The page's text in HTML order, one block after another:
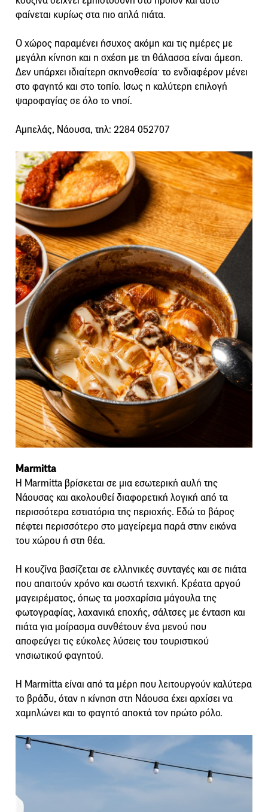
φαίνεται κυρίως στα πιο απλά πιάτα.
Ο χώρος παραμένει ήσυχος ακόμη και τις ημέρες με
μεγάλη κίνηση και η σχέση με τη θάλασσα είναι άμεση.
Δεν υπάρχει ιδιαίτερη σκηνοθεσία· το ενδιαφέρον μένει
στο φαγητό και στο τοπίο. Ισως η καλύτερη επιλογή
ψαροφαγίας σε όλο το νησί.
Αμπελάς, Νάουσα, τηλ: 2284 052707
Marmitta
Η Marmitta βρίσκεται σε μια εσωτερική αυλή της
Νάουσας και ακολουθεί διαφορετική λογική από τα
περισσότερα εστιατόρια της περιοχής. Εδώ το βάρος
πέφτει περισσότερο στο μαγείρεμα παρά στην εικόνα
του χώρου ή στη θέα.
Η κουζίνα βασίζεται σε ελληνικές συνταγές και σε πιάτα
που απαιτούν χρόνο και σωστή τεχνική. Κρέατα αργού
μαγειρέματος, όπως τα μοσχαρίσια μάγουλα της
φωτογραφίας, λαχανικά εποχής, σάλτσες με ένταση και
πιάτα για μοίρασμα συνθέτουν ένα μενού που
αποφεύγει τις εύκολες λύσεις του τουριστικού
νησιωτικού φαγητού.
Η Marmitta είναι από τα μέρη που λειτουργούν καλύτερα
το βράδυ, όταν η κίνηση στη Νάουσα έχει αρχίσει να
χαμηλώνει και το φαγητό αποκτά τον πρώτο ρόλο.